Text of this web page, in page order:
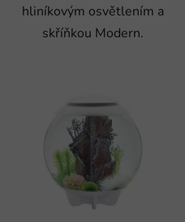
hliníkovým osvětlením a
skříňkou Modern.